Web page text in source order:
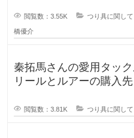
閲覧数：3.55K つり具に関して
橋優介
秦拓馬さんの愛用タッ
リールとルアーの購入先 プロアングラーとして、
閲覧数：3.81K つり具に関して